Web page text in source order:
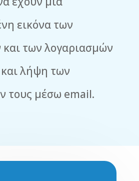
εικόνα των
των λογαριασμών
λήψη των
τους μέσω email.